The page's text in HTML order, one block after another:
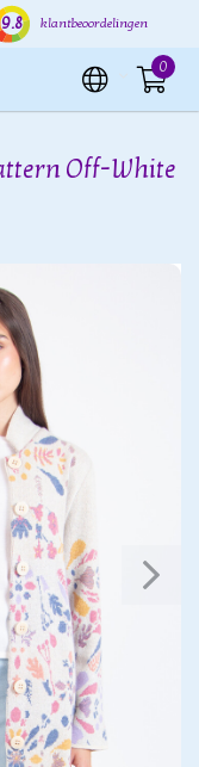
binnen 24 uur
9.8 klantbeoordelingen
0
Off-White